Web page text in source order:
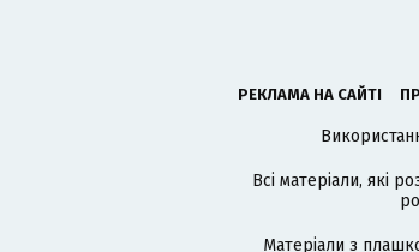
РЕКЛАМА НА САЙТІ
Всі матеріали, які
Матеріали з